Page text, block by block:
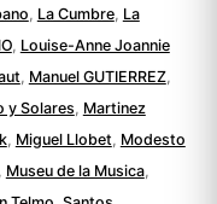
La Cumbre, La
, Louise-Anne Joannie
Manuel GUTIERREZ,
y Solares Martinez
, Miguel Llobet Modesto
Museu de la Musica,